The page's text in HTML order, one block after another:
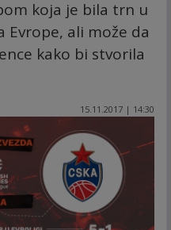
koja je bila trn u
Evrope, ali može da
kako bi stvorila
15.11.2017 | 14:30